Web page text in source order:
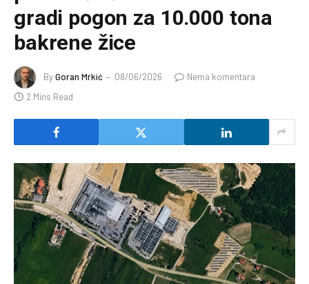
gradi pogon za 10.000 tona
bakrene žice
ByGoran Mrkić 08/06/2026
Nema komentara
2 Mins Read